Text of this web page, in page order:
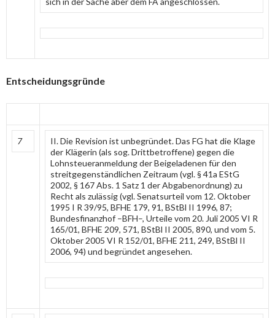
Entscheidungsgründe
7
II. Die Revision ist unbegründet. Das FG hat die Klage
der Klägerin (als sog. Drittbetroffene) gegen die
Lohnsteueranmeldung der Beigeladenen für den
streitgegenständlichen Zeitraum (vgl. § 41a EStG
2002, § 167 Abs. 1 Satz 1 der Abgabenordnung) zu
Recht als zulässig (vgl. Senatsurteil vom 12. Oktober
1995 I R 39/95, BFHE 179, 91, BStBl II 1996, 87;
Bundesfinanzhof –BFH–, Urteile vom 20. Juli 2005 VI R
165/01, BFHE 209, 571, BStBl II 2005, 890, und vom 5.
Oktober 2005 VI R 152/01, BFHE 211, 249, BStBl II
2006, 94) und begründet angesehen.